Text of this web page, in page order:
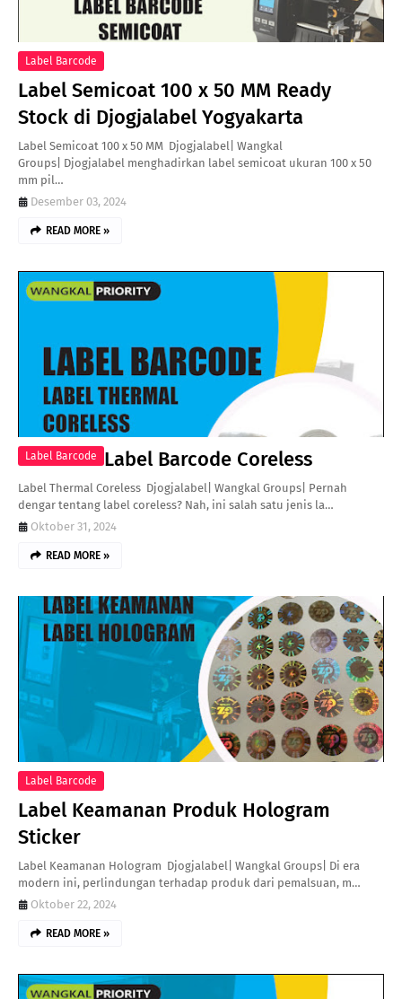
Label Barcode
Label Semicoat 100 x 50 MM Ready
Stock di Djogjalabel Yogyakarta
Label Semicoat 100 x 50 MM Djogjalabel| Wangkal
Groups| Djogjalabel menghadirkan label semicoat ukuran 100 x 50
mm pil…
Desember 03, 2024
READ MORE »
Label Barcode Label Barcode Coreless
Label Thermal Coreless Djogjalabel| Wangkal Groups| Pernah
dengar tentang label coreless? Nah, ini salah satu jenis la…
Oktober 31, 2024
READ MORE »
Label Barcode
Label Keamanan Produk Hologram
Sticker
Label Keamanan Hologram Djogjalabel| Wangkal Groups| Di era
modern ini, perlindungan terhadap produk dari pemalsuan, m…
Oktober 22, 2024
READ MORE »